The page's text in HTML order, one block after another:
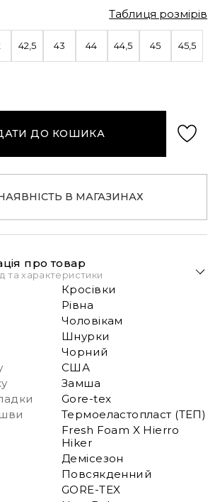
Таблиця розмірів
42,5 43 44 44,5 45 45,5
ДО КОШИКА
В МАГАЗИНАХ
про товар
та характеристики
Кросівки
Рівна
Чоловікам
Шнурки
Чорний
США
Замша
Gore-tex
Термоеластопласт (ТЕП)
Fresh Foam X Hierro
Hiker
Демісезон
Повсякденний
GORE-TEX